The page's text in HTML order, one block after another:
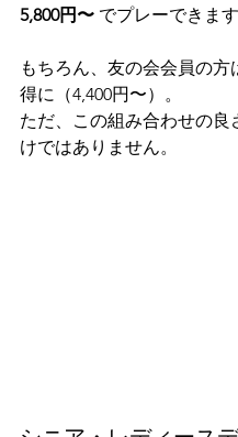
5,800円〜 でプレーできます
もちろん、友の会会員の方
得に（4,400円〜）。
ただ、この組み合わせの良
けではありません。